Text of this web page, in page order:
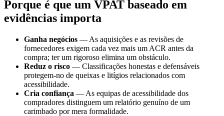
Porque é que um VPAT baseado em
evidências importa
Ganha negócios — As aquisições e as revisões de
fornecedores exigem cada vez mais um ACR antes da
compra; ter um rigoroso elimina um obstáculo.
Reduz o risco — Classificações honestas e defensáveis
protegem-no de queixas e litígios relacionados com
acessibilidade.
Cria confiança — As equipas de acessibilidade dos
compradores distinguem um relatório genuíno de um
carimbado por mera formalidade.